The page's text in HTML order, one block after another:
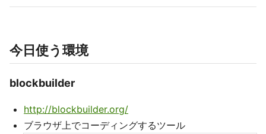
今日使う環境
blockbuilder
http://blockbuilder.org/
ブラウザ上でコーディングするツール